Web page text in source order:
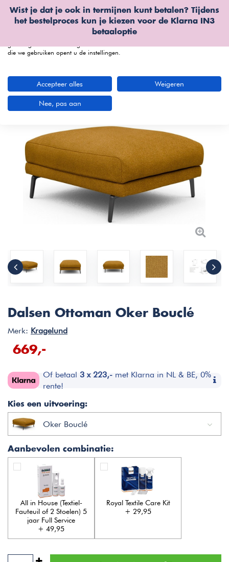
Wist je dat je ook in termijnen kunt betalen? Tijdens
het bestelproces kun je kiezen voor de Klarna IN3
betaaloptie
Bekijk productvideo
Dalsen Ottoman Oker Bouclé
Merk: Kragelund
669,-
Of betaal 3 x 223,- met Klarna in NL & BE, 0%
rente!
Kies een uitvoering:
Oker Bouclé
Aanbevolen combinatie:
All in House (Textiel-
Fauteuil of 2 Stoelen) 5
jaar Full Service
+ 49,95
Royal Textile Care Kit
+ 29,95
Wij gebruiken cookies
We kunnen deze plaatsen voor analyse van onze bezoekersgegevens, om
onze website te verbeteren, gepersonaliseerde inhoud te tonen en om u een
die we gebruiken opent u de instellingen.
Accepteer alles Weigeren
Nee, pas aan